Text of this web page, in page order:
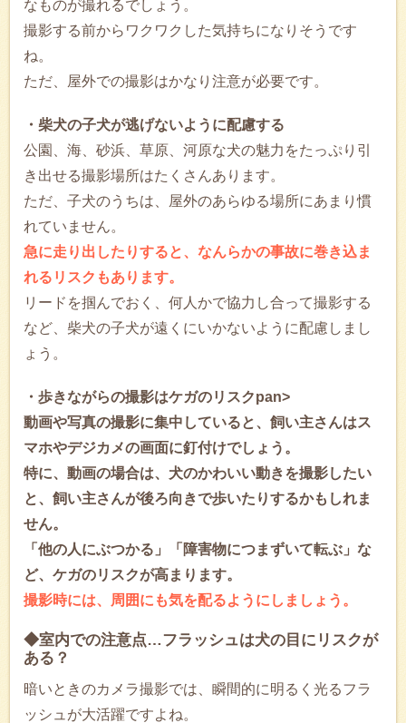
なものが撮れるでしょう。
撮影する前からワクワクした気持ちになりそうです
ね。
ただ、屋外での撮影はかなり注意が必要です。
・柴犬の子犬が逃げないように配慮する
公園、海、砂浜、草原、河原な犬の魅力をたっぷり引
き出せる撮影場所はたくさんあります。
ただ、子犬のうちは、屋外のあらゆる場所にあまり慣
れていません。
急に走り出したりすると、なんらかの事故に巻き込ま
れるリスクもあります。
リードを掴んでおく、何人かで協力し合って撮影する
など、柴犬の子犬が遠くにいかないように配慮しまし
ょう。
・歩きながらの撮影はケガのリスクpan>
動画や写真の撮影に集中していると、飼い主さんはス
マホやデジカメの画面に釘付けでしょう。
特に、動画の場合は、犬のかわいい動きを撮影したい
と、飼い主さんが後ろ向きで歩いたりするかもしれま
せん。
「他の人にぶつかる」「障害物につまずいて転ぶ」な
ど、ケガのリスクが高まります。
撮影時には、周囲にも気を配るようにしましょう。
◆室内での注意点…フラッシュは犬の目にリスクが
ある？
暗いときのカメラ撮影では、瞬間的に明るく光るフラ
ッシュが大活躍ですよね。